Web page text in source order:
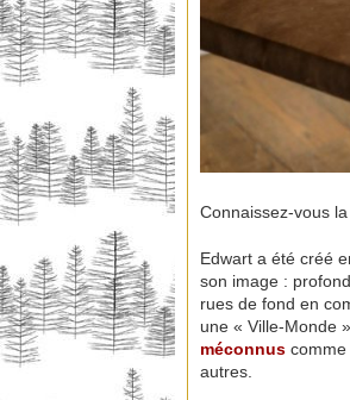
Connaissez-vous la
Edwart a été créé
son image :
rues de fond en
une « Ville-Monde
méconnus comme
autres.